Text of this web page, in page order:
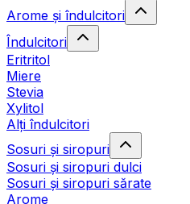
Arome și îndulcitori
Îndulcitori
Eritritol
Miere
Stevia
Xylitol
Alți îndulcitori
Sosuri și siropuri
Sosuri și siropuri dulci
Sosuri și siropuri sărate
Arome